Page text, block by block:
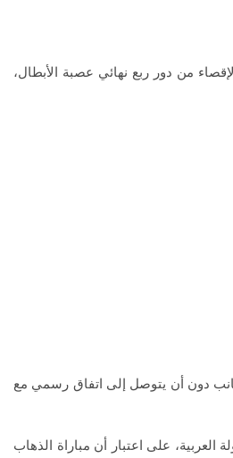
من دور ربع نهائي عصبة الأبطال،
دون أن يتوصل إلى اتفاق رسمي مع
العربية، على اعتبار أن مباراة الذهاب